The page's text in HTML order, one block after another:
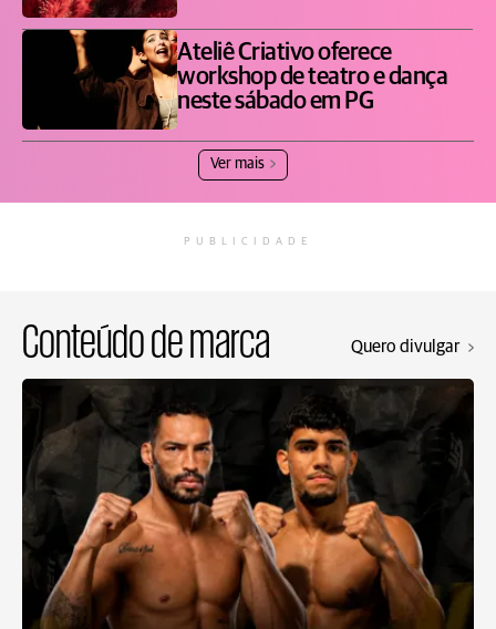
Ateliê Criativo oferece
workshop de teatro e dança
neste sábado em PG
Ver mais
PUBLICIDADE
Conteúdo de marca Quero divulgar